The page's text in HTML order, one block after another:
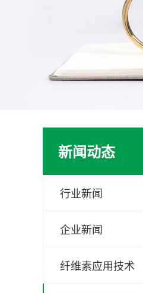
新闻动态
行业新闻
企业新闻
纤维素应用技术